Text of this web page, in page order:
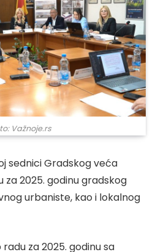
Važnoje.rs
sednici Gradskog veća
za 2025. godinu gradskog
urbaniste, kao i lokalnog
radu za 2025. godinu sa